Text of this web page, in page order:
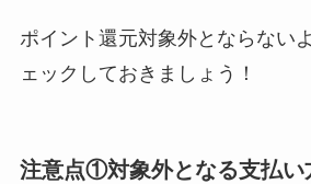
ポイント還元対象外とならない
ェックしておきましょう！
注意点①対象外となる支払い